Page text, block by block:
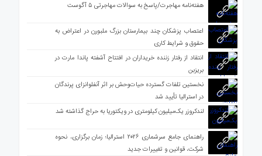
هفته‌نامه مهاجرت/پاسخ به سوالات مهاجرتی ۵ آگوست
اعتصاب پزشکان چند بیمارستان بزرگ ملبورن در اعتراض به
حقوق و شرایط کاری
انتقاد از رفتار زننده خریداران در افتتاح آشفته پاندا مارت در
بریزبن
نخستین تلفات گسترده حیات‌وحش بر اثر آنفلوانزای پرندگان
در استرالیا تأیید شد
لندکروزر یک‌میلیون کیلومتری در ویکتوریا به حراج گذاشته شد
راهنمای جامع سرشماری ۲۰۲۶ استرالیا؛ زمان برگزاری، نحوه
شرکت، قوانین و تغییرات جدید